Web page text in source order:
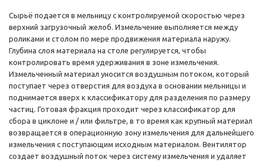
Сырьё подается в мельницу с контролируемой скоростью через
верхний загрузочный желоб. Измельчение выполняется между
роликами и столом по мере продвижения материала наружу.
Глубина слоя материала на столе регулируется, чтобы
контролировать время удерживания в зоне измельчения.
Измельченный материал уносится воздушным потоком, который
поступает через отверстия для воздуха в основании мельницы и
поднимается вверх к классификатору для разделения по размеру
частиц. Готовая фракция проходит через классификатор для
сбора в циклоне и / или фильтре, в то время как крупный материал
возвращается в операционную зону измельчения для дальнейшего
измельчения с поступающим исходным материалом. Вентилятор
создает воздушный поток через систему измельчения и удаляет